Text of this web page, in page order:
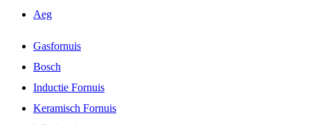
Aeg
Gasfornuis
Bosch
Inductie Fornuis
Keramisch Fornuis